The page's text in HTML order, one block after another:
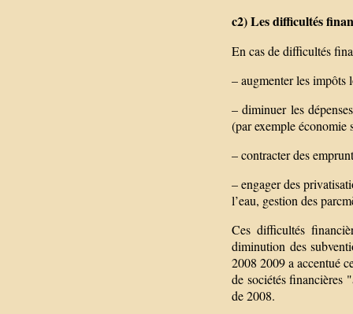
c2) Les difficultés
En cas de difficultés
– augmenter les
– diminuer les
(par exemple économie
– contracter des
– engager des
l’eau, gestion des
Ces difficultés
diminution des
2008 2009 a accentué
de sociétés financières
de 2008.